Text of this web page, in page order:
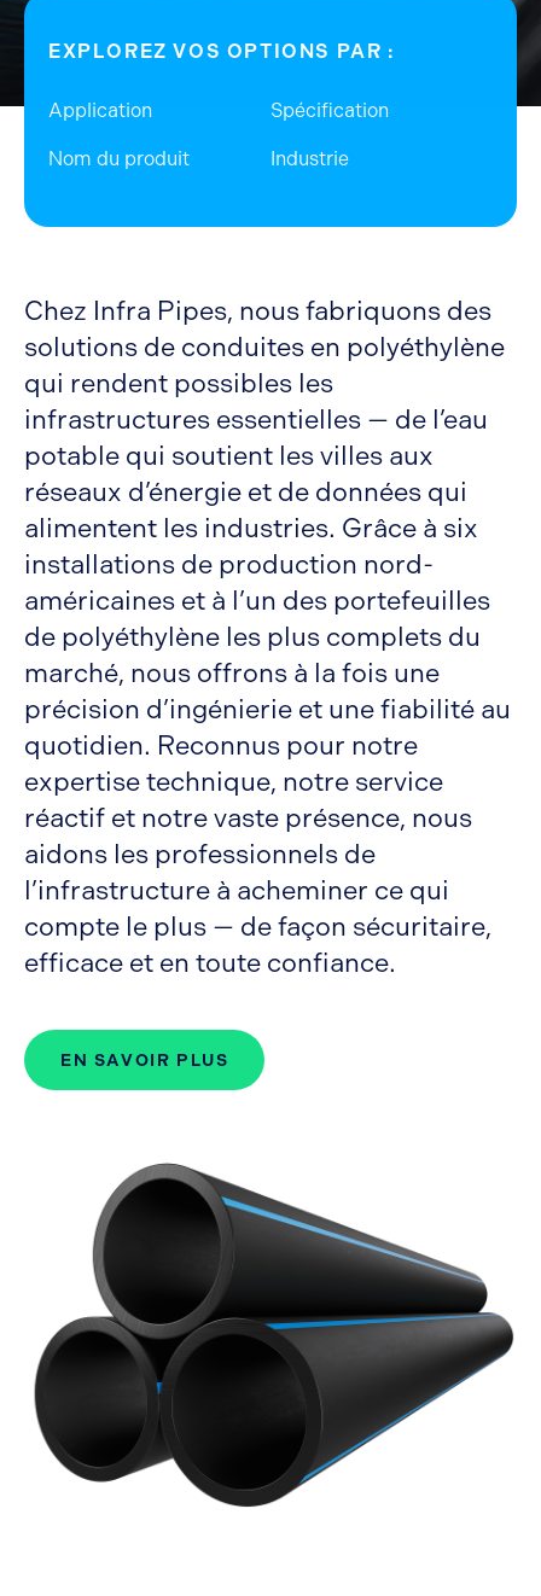
EXPLOREZ VOS OPTIONS PAR :
Application Spécification
Nom du produit Industrie
Chez Infra Pipes, nous fabriquons des
solutions de conduites en polyéthylène
qui rendent possibles les
infrastructures essentielles — de l’eau
potable qui soutient les villes aux
réseaux d’énergie et de données qui
alimentent les industries. Grâce à six
installations de production nord-
américaines et à l’un des portefeuilles
de polyéthylène les plus complets du
marché, nous offrons à la fois une
précision d’ingénierie et une fiabilité au
quotidien. Reconnus pour notre
expertise technique, notre service
réactif et notre vaste présence, nous
aidons les professionnels de
l’infrastructure à acheminer ce qui
compte le plus — de façon sécuritaire,
efficace et en toute confiance.
EN SAVOIR PLUS